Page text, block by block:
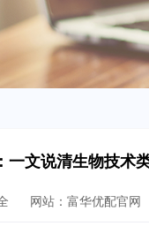
一文说清生物技术
网站：富华优配官网